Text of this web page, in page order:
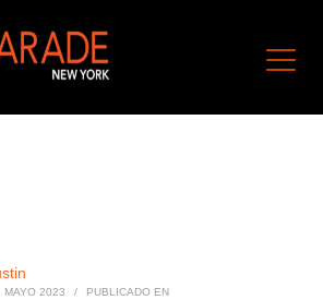
MAYO 2023 / PUBLICADO EN